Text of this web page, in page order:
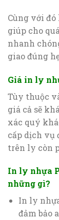
Cùng với
giúp cho
nhanh
giao đúng
Giá in ly
Tùy thuộc
giá cả sẽ
xác quý
cấp dịch vụ
trên ly còn
In ly nhựa
những gì?
In ly
đảm bảo